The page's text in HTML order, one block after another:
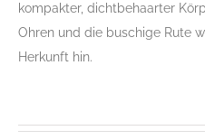
Siberian
Gruppe 5 Gruppe 5-Sektion
kompakter, dichtbehaarter
Ohren und die buschige Rute
Herkunft hin.